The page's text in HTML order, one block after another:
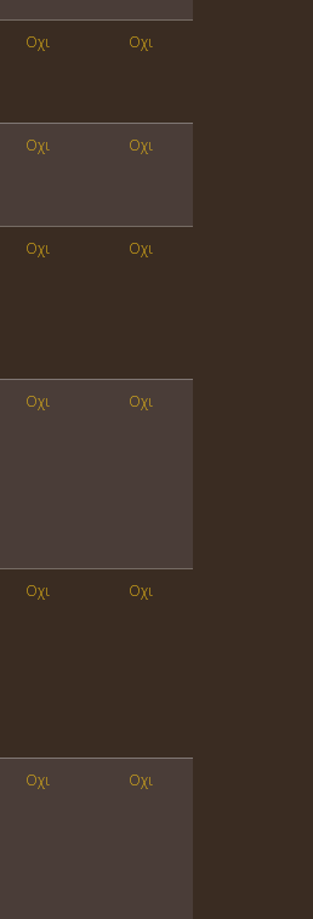
Οχι Οχι
Οχι Οχι
Οχι Οχι
Οχι Οχι
Οχι Οχι
Οχι Οχι